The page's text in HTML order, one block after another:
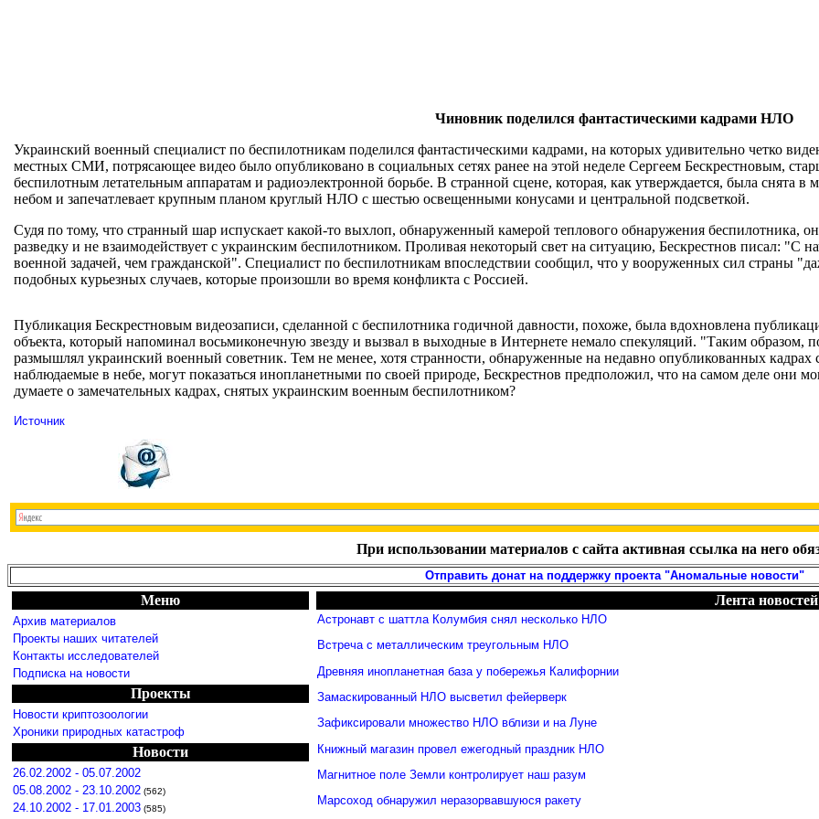
Чиновник поделился фантастическими кадрами НЛО
Украинский военный специалист по беспилотникам поделился фантастическими кадрами, на которых удивительно четко
местных СМИ, потрясающее видео было опубликовано в социальных сетях ранее на этой неделе Сергеем Бескрестновым,
беспилотным летательным аппаратам и радиоэлектронной борьбе. В странной сцене, которая, как утверждается, была снята
небом и запечатлевает крупным планом круглый НЛО с шестью освещенными конусами и центральной подсветкой.
Судя по тому, что странный шар испускает какой-то выхлоп, обнаруженный камерой теплового обнаружения беспилотника,
разведку и не взаимодействует с украинским беспилотником. Проливая некоторый свет на ситуацию, Бескрестнов писал: "С
военной задачей, чем гражданской". Специалист по беспилотникам впоследствии сообщил, что у вооруженных сил страны
подобных курьезных случаев, которые произошли во время конфликта с Россией.
Публикация Бескрестновым видеозаписи, сделанной с беспилотника годичной давности, похоже, была вдохновлена
объекта, который напоминал восьмиконечную звезду и вызвал в выходные в Интернете немало спекуляций. "Таким
размышлял украинский военный советник. Тем не менее, хотя странности, обнаруженные на недавно опубликованных кадрах
наблюдаемые в небе, могут показаться инопланетными по своей природе, Бескрестнов предположил, что на самом деле
думаете о замечательных кадрах, снятых украинским военным беспилотником?
Источник
При использовании материалов с сайта активная ссылка на него
Отправить донат на поддержку проекта "Аномальные новости"
Меню
Архив материалов
Проекты наших читателей
Контакты исследователей
Подписка на новости
Проекты
Новости криптозоологии
Хроники природных катастроф
Новости
26.02.2002 - 05.07.2002
05.08.2002 - 23.10.2002 (562)
24.10.2002 - 17.01.2003 (585)
Лента новостей
Астронавт с шаттла Колумбия снял несколько НЛО
Встреча с металлическим треугольным НЛО
Древняя инопланетная база у побережья Калифорнии
Замаскированный НЛО высветил фейерверк
Зафиксировали множество НЛО вблизи и на Луне
Книжный магазин провел ежегодный праздник НЛО
Магнитное поле Земли контролирует наш разум
Марсоход обнаружил неразорвавшуюся ракету